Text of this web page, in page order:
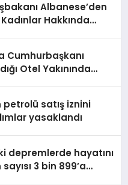
Albanese’den
Hakkında
Cumhurbaşkanı
Otel Yakınında
petrolü satış iznini
yasaklandı
depremlerde hayatını
3 bin 899’a